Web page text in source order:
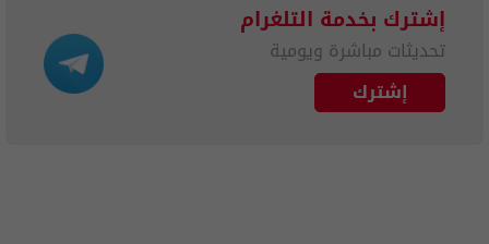
إشترك بخدمة التلغرام
تحديثات مباشرة ويومية
إشترك